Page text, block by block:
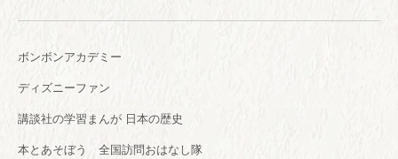
ボンボンアカデミー
ディズニーファン
講談社の学習まんが 日本の歴史
本とあそぼう 全国訪問おはなし隊